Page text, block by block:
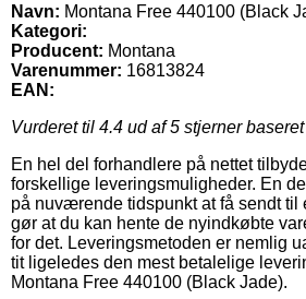
Navn: Montana Free 440100 (Black
Kategori:
Producent: Montana
Varenummer: 16813824
EAN:
Vurderet til 4.4 ud af 5 stjerner
En hel del forhandlere på nettet
forskellige leveringsmuligheder. En
på nuværende tidspunkt at få sendt til
gør at du kan hente de nyindkøbte
for det. Leveringsmetoden er nemlig
tit ligeledes den mest betalelige
Montana Free 440100 (Black Jade).